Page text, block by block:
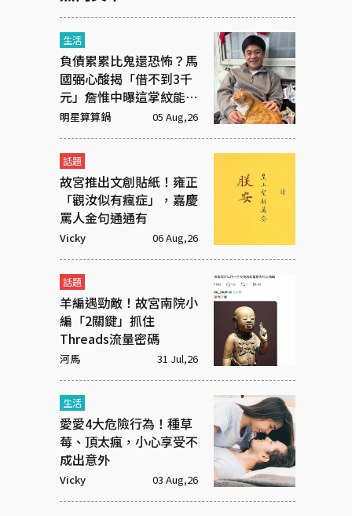
生活
負債累累比鬼還恐怖？馬
國弼心酸揭「借不到3千
元」詹惟中曝這掌紋能救
命！
明星算算鍋 05 Aug,26
話題
故宮推出文創貼紙！雍正
「觀汝似有瘋症」，嘉慶
罵人金句通通有
Vicky 06 Aug,26
話題
羊編遇勁敵！故宮南院小
編「2關鍵」抓住
Threads流量密碼
河馬 31 Jul,26
生活
愛愛4大危險行為！種草
莓、頂太瘋，小心享受不
成出意外
Vicky 03 Aug,26